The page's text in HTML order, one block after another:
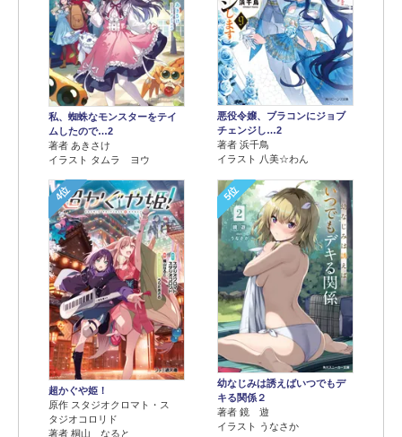
私、蜘蛛なモンスターをテイ
ムしたので…2
著者 あきさけ
イラスト タムラ ヨウ
悪役令嬢、ブラコンにジョブ
チェンジし…2
著者 浜千鳥
イラスト 八美☆わん
4位
超かぐや姫！
原作 スタジオクロマト・ス
タジオコロリド
著者 桐山 なると
5位
幼なじみは誘えばいつでもデ
キる関係２
著者 鏡 遊
イラスト うなさか